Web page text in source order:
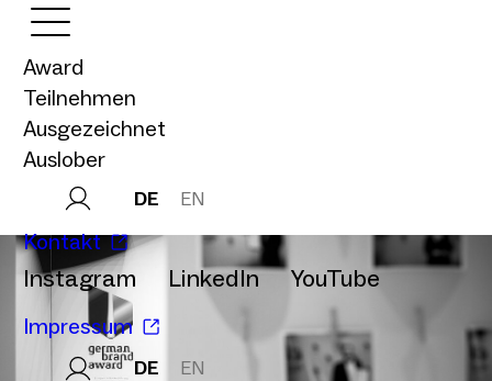
Award
Teilnehmen
Ausgezeichnet
Auslober
DE EN
Kontakt
Instagram LinkedIn YouTube
Impressum
DE EN